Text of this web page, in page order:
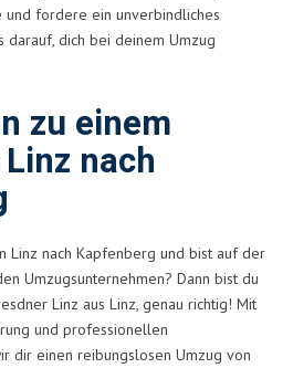
und fordere ein unverbindliches
darauf, dich bei deinem Umzug
zu einem
nach
Linz nach Kapfenberg und bist auf der
Umzugsunternehmen? Dann bist du
Linz aus Linz, genau richtig! Mit
und professionellen
dir einen reibungslosen Umzug von